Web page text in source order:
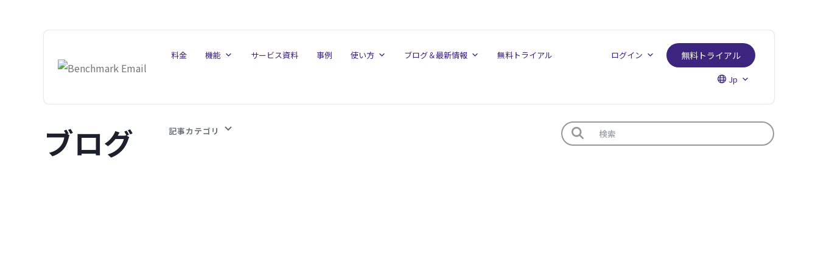
料金 機能 サービス資料 事例 使い方 ブログ＆最新情報 無料トライアル 無料トライアル
ログイン
Jp
ブログ 記事カテゴリ